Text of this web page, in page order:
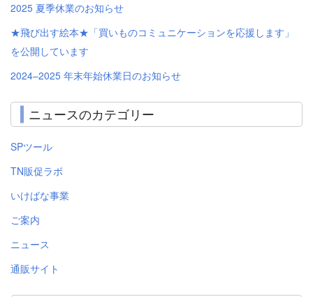
2025 夏季休業のお知らせ
★飛び出す絵本★「買いものコミュニケーションを応援します」
を公開しています
2024–2025 年末年始休業日のお知らせ
ニュースのカテゴリー
SPツール
TN販促ラボ
いけばな事業
ご案内
ニュース
通販サイト